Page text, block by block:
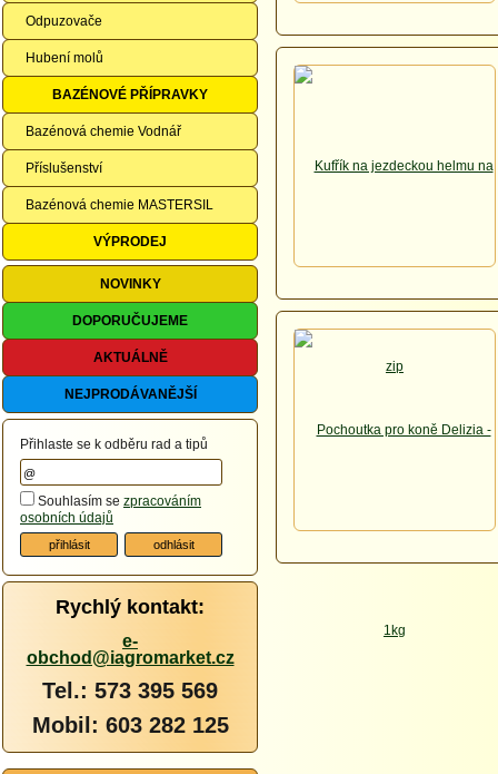
Odpuzovače
Hubení molů
BAZÉNOVÉ PŘÍPRAVKY
Bazénová chemie Vodnář
Příslušenství
Bazénová chemie MASTERSIL
VÝPRODEJ
NOVINKY
DOPORUČUJEME
AKTUÁLNĚ
NEJPRODÁVANĚJŠÍ
Přihlaste se k odběru rad a tipů
Souhlasím se zpracováním
osobních údajů
Rychlý kontakt:
e-
obchod@iagromarket.cz
Tel.: 573 395 569
Mobil: 603 282 125